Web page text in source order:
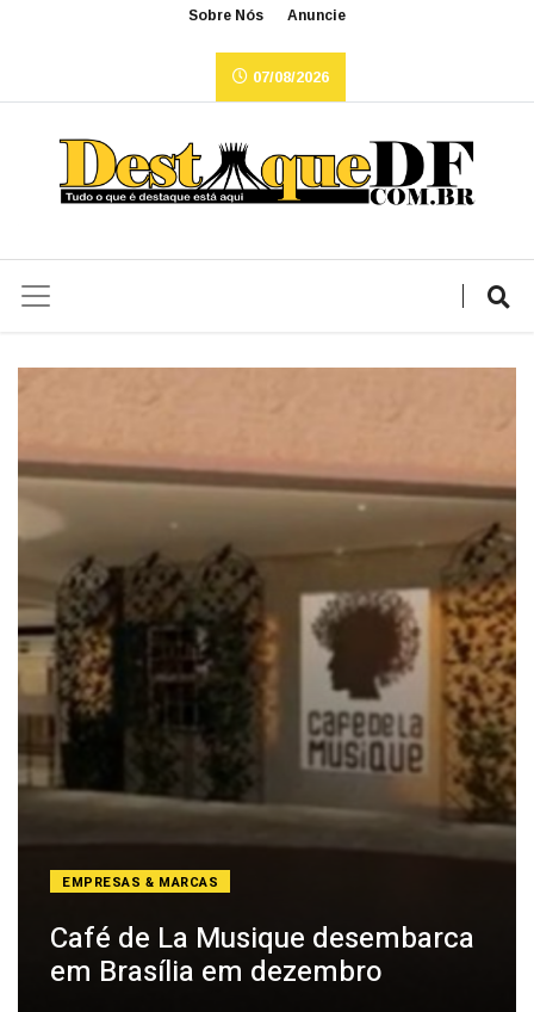
Sobre Nós Anuncie
07/08/2026
EMPRESAS & MARCAS
Café de La Musique desembarca
em Brasília em dezembro